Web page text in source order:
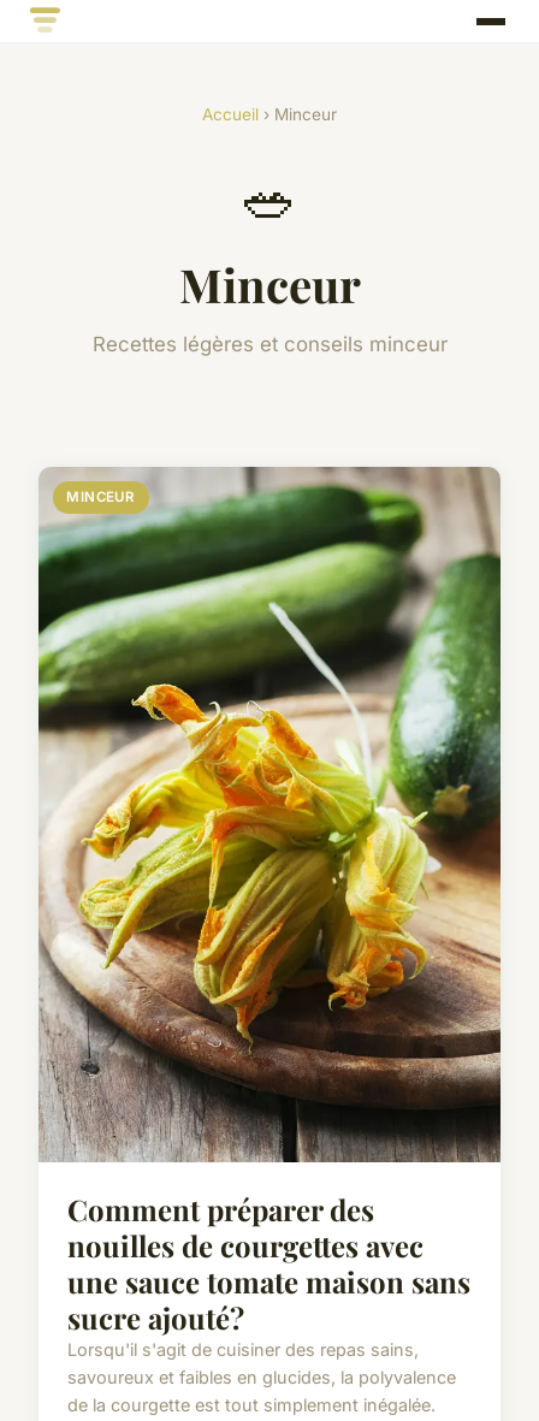
Accueil › Minceur
🥗
Minceur
Recettes légères et conseils minceur
MINCEUR
Comment préparer des
nouilles de courgettes avec
une sauce tomate maison sans
sucre ajouté?
Lorsqu'il s'agit de cuisiner des repas sains,
savoureux et faibles en glucides, la polyvalence
de la courgette est tout simplement inégalée.